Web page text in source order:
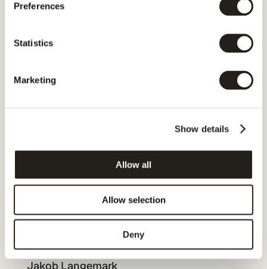
Preferences
Statistics
Marketing
Show details
Allow all
Allow selection
Deny
Autor
Jakob Langemark